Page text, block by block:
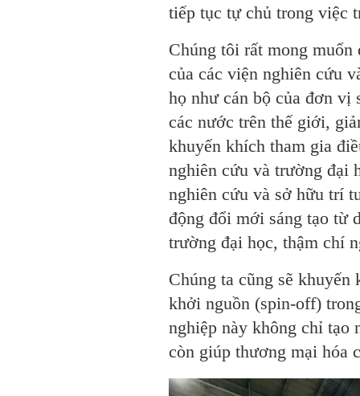
tiếp tục tự chủ trong việc
Chúng tôi rất mong
của các viện nghiên cứu
họ như cán bộ của đơn vị
các nước trên thế giới,
khuyến khích tham gia
nghiên cứu và trường đại
nghiên cứu và sở hữu trí
động đổi mới sáng tạo từ
trường đại học, thậm chí
Chúng ta cũng sẽ khuyến
khởi nguồn (spin-off)
nghiệp này không chỉ tạo
còn giúp thương mại hóa